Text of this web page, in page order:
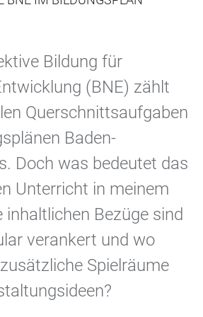
Bildung für
(BNE) zählt
Querschnittsaufgaben
Baden-
Doch was bedeutet das
Unterricht in meinem
inhaltlichen Bezüge sind
verankert und wo
Spielräume